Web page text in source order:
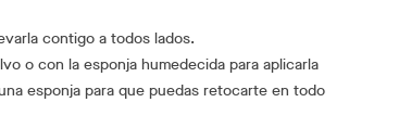
contigo a todos lados.
o con la esponja humedecida para aplicarla
esponja para que puedas retocarte en todo